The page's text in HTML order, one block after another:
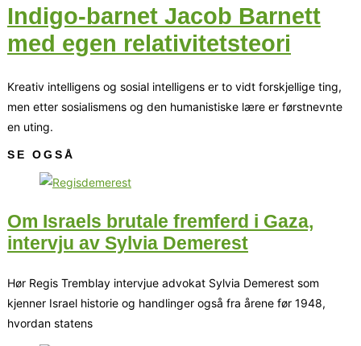
Indigo-barnet Jacob Barnett
med egen relativitetsteori
Kreativ intelligens og sosial intelligens er to vidt forskjellige ting,
men etter sosialismens og den humanistiske lære er førstnevnte
en uting.
SE OGSÅ
Om Israels brutale fremferd i Gaza,
intervju av Sylvia Demerest
Hør Regis Tremblay intervjue advokat Sylvia Demerest som
kjenner Israel historie og handlinger også fra årene før 1948,
hvordan statens